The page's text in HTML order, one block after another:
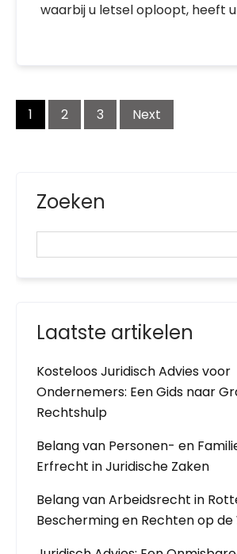
waarbij u letsel oploopt, heeft
Posts
navigation
1 2 3 Next
Zoeken
Laatste artikelen
Kosteloos Juridisch Advies voor
Ondernemers: Een Gids naar
Rechtshulp
Belang van Personen- en
Erfrecht in Juridische Zaken
Belang van Arbeidsrecht in
Bescherming en Rechten op